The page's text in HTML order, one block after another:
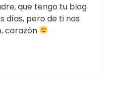
que tengo tu blog
días, pero de ti nos
corazón